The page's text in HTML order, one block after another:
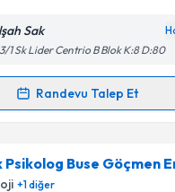
Sak
1 Sk Lider Centrio B Blok K:8 D:80
Randevu Talep Et
Takvimi Talebi
Gülşah Sak için randevu
Size bu uzmandan randevu
Psikolog Buse Göçmen
+1diğer